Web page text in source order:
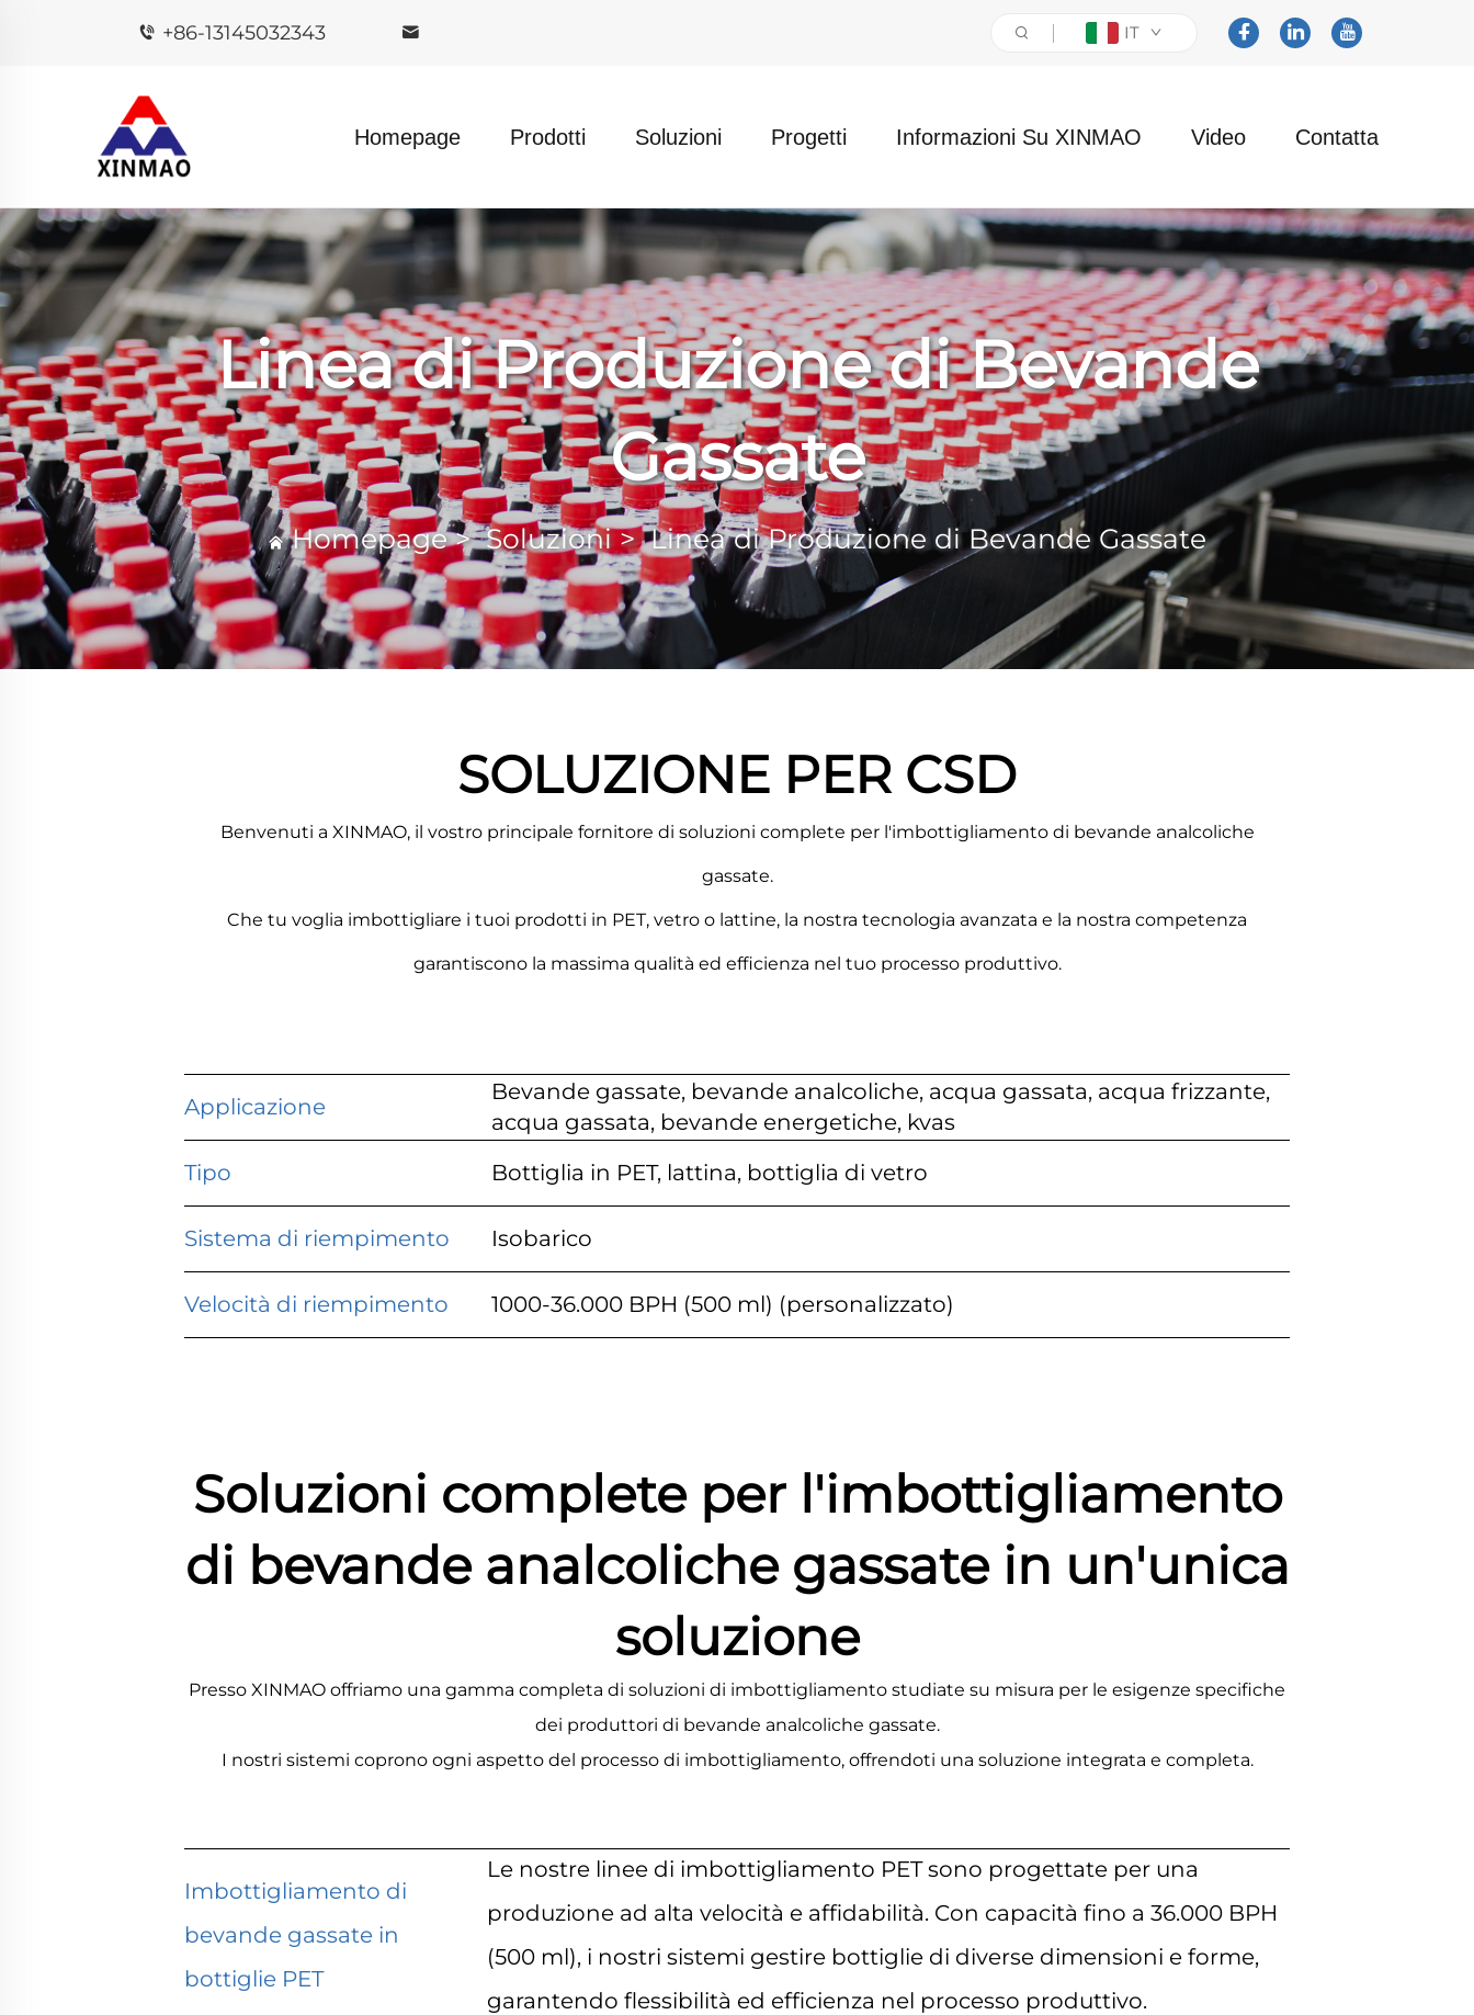
+86-13145032343 IT
Homepage Prodotti Soluzioni Progetti Informazioni Su XINMAO Video Contatta
Linea di Produzione di Bevande
Gassate
Homepage>Soluzioni>Linea di Produzione di Bevande Gassate
SOLUZIONE PER CSD
Benvenuti a XINMAO, il vostro principale fornitore di soluzioni complete per l'imbottigliamento di bevande analcoliche
gassate.
Che tu voglia imbottigliare i tuoi prodotti in PET, vetro o lattine, la nostra tecnologia avanzata e la nostra competenza
garantiscono la massima qualità ed efficienza nel tuo processo produttivo.
Applicazione
Bevande gassate, bevande analcoliche, acqua gassata, acqua frizzante,
acqua gassata, bevande energetiche, kvas
Tipo
Bottiglia in PET, lattina, bottiglia di vetro
Sistema di riempimento Isobarico
Velocità di riempimento 1000-36.000 BPH (500 ml) (personalizzato)
Soluzioni complete per l'imbottigliamento
di bevande analcoliche gassate in un'unica
soluzione
Presso XINMAO offriamo una gamma completa di soluzioni di imbottigliamento studiate su misura per le esigenze specifiche
dei produttori di bevande analcoliche gassate.
I nostri sistemi coprono ogni aspetto del processo di imbottigliamento, offrendoti una soluzione integrata e completa.
Imbottigliamento di
bevande gassate in
bottiglie PET
Le nostre linee di imbottigliamento PET sono progettate per una
produzione ad alta velocità e affidabilità. Con capacità fino a 36.000 BPH
(500 ml), i nostri sistemi gestire bottiglie di diverse dimensioni e forme,
garantendo flessibilità ed efficienza nel processo produttivo.